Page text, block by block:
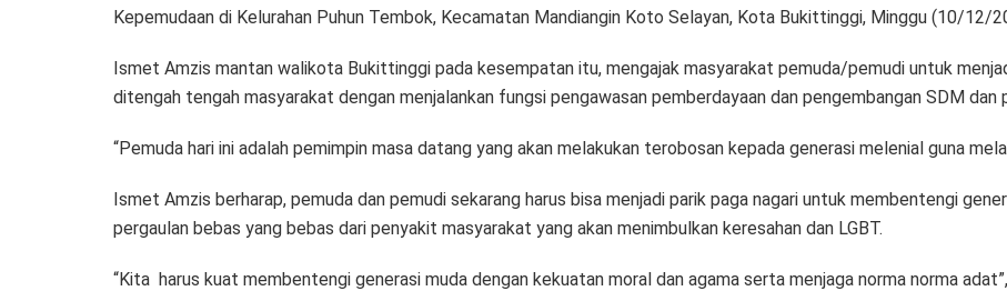
Kepemudaan di Kelurahan Puhun Tembok, Kecamatan Mandiangin Koto Selayan, Kota Bukittinggi, Minggu (10/12/
Ismet Amzis mantan walikota Bukittinggi pada kesempatan itu, mengajak masyarakat pemuda/pemudi untuk
ditengah tengah masyarakat dengan menjalankan fungsi pengawasan pemberdayaan dan pengembangan SDM dan
“Pemuda hari ini adalah pemimpin masa datang yang akan melakukan terobosan kepada generasi melenial guna
Ismet Amzis berharap, pemuda dan pemudi sekarang harus bisa menjadi parik paga nagari untuk membentengi
pergaulan bebas yang bebas dari penyakit masyarakat yang akan menimbulkan keresahan dan LGBT.
“Kita harus kuat membentengi generasi muda dengan kekuatan moral dan agama serta menjaga norma norma